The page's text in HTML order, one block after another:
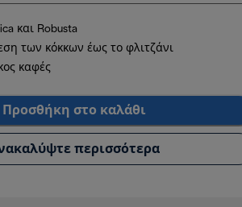
και Robusta
των κόκκων έως το φλιτζάνι
καφές
Προσθήκη στο καλάθι
περισσότερα